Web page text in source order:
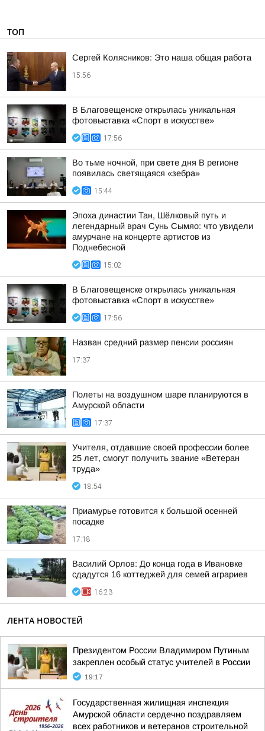
ТОП
Сергей Колясников: Это наша общая работа
15:56
В Благовещенске открылась уникальная
фотовыставка «Спорт в искусстве»
17:56
Во тьме ночной, при свете дня В регионе
появилась светящаяся «зебра»
15:44
Эпоха династии Тан, Шёлковый путь и
легендарный врач Сунь Сымяо: что увидели
амурчане на концерте артистов из
Поднебесной
15:02
В Благовещенске открылась уникальная
фотовыставка «Спорт в искусстве»
17:56
Назван средний размер пенсии россиян
17:37
Полеты на воздушном шаре планируются в
Амурской области
17:37
Учителя, отдавшие своей профессии более
25 лет, смогут получить звание «Ветеран
труда»
18:54
Приамурье готовится к большой осенней
посадке
17:18
Василий Орлов: До конца года в Ивановке
сдадутся 16 коттеджей для семей аграриев
16:23
ЛЕНТА НОВОСТЕЙ
Президентом России Владимиром Путиным
закреплен особый статус учителей в России
19:17
Государственная жилищная инспекция
Амурской области сердечно поздравляем
всех работников и ветеранов строительной